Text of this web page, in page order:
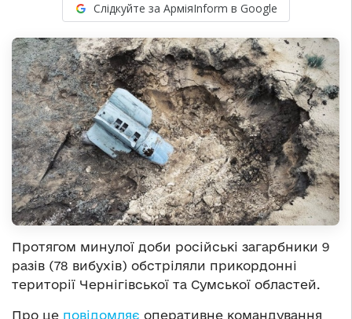
Слідкуйте за АрміяInform в Google
Протягом минулої доби російські загарбники 9
разів (78 вибухів) обстріляли прикордонні
території Чернігівської та Сумської областей.
Про це повідомляє оперативне командування